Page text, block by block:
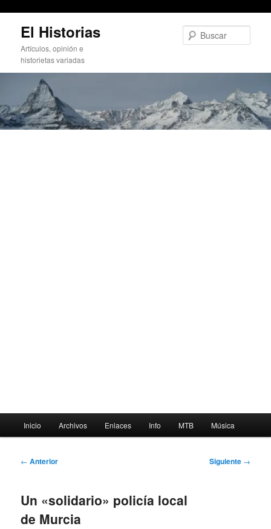
contenido
principal
El Historias
Artículos, opinión e
historietas variadas
principal
Inicio Archivos Enlaces Info MTB Música
Navegación
← Anterior Siguiente →
Un «solidario» policía local
de Murcia